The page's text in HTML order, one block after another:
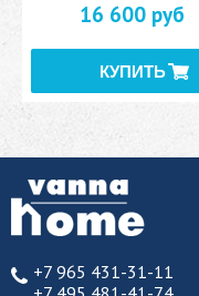
16 600 руб
+7 965 431-31-11